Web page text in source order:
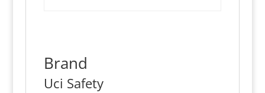
Brand
Uci Safety